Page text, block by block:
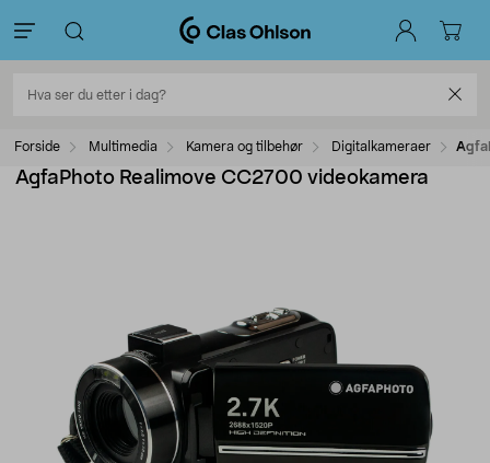
Forside Multimedia Kamera og tilbehør Digitalkameraer
AgfaPhoto Realimove CC2700 videokamera